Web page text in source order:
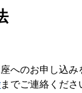
へのお申し込み
までご連絡くださ